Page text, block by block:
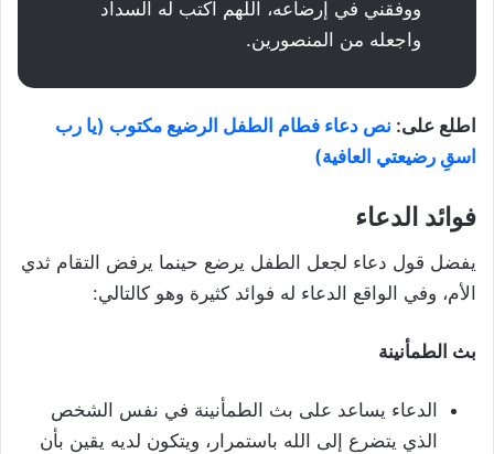
ووفقني في إرضاعه، اللهم اكتب له السداد
واجعله من المنصورين.
اطلع على: نص دعاء فطام الطفل الرضيع مكتوب (يا رب
اسقِ رضيعتي العافية)
فوائد الدعاء
يفضل قول دعاء لجعل الطفل يرضع حينما يرفض التقام ثدي
الأم، وفي الواقع الدعاء له فوائد كثيرة وهو كالتالي:
بث الطمأنينة
الدعاء يساعد على بث الطمأنينة في نفس الشخص
الذي يتضرع إلى الله باستمرار، ويتكون لديه يقين بأن